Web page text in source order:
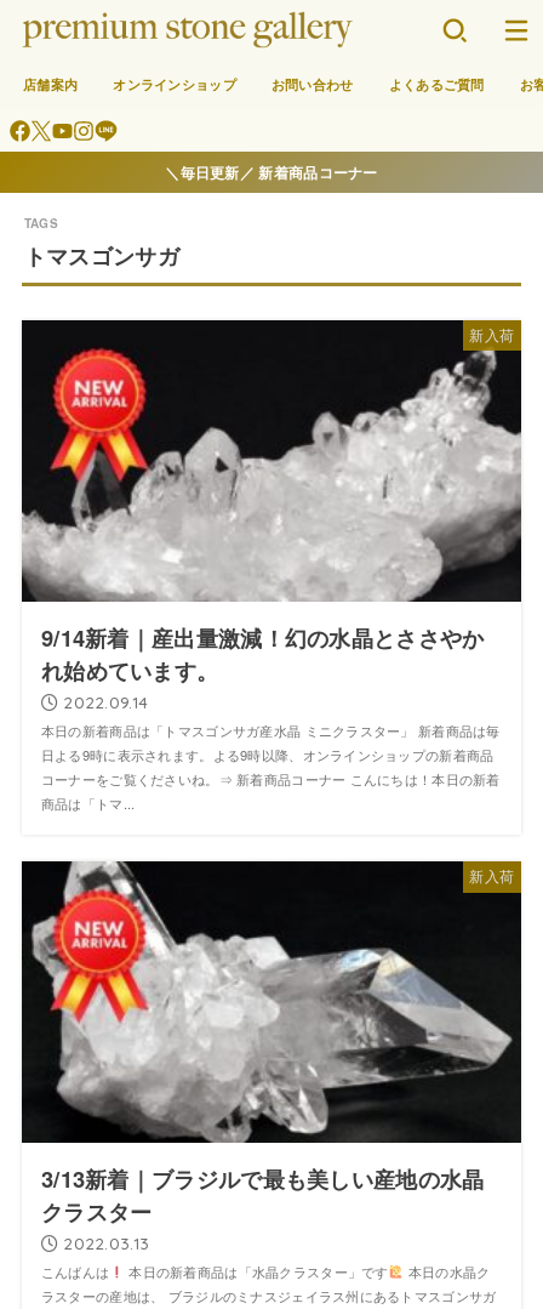
店舗案内 オンラインショップ お問い合わせ よくあるご質問 お
＼毎日更新／ 新着商品コーナー
トマスゴンサガ
新入荷
9/14新着｜産出量激減！幻の水晶とささやか
れ始めています。
2022.09.14
本日の新着商品は「トマスゴンサガ産水晶 ミニクラスター」 新着商品は毎
日よる9時に表示されます。よる9時以降、オンラインショップの新着商品
コーナーをご覧くださいね。⇒ 新着商品コーナー こんにちは！本日の新着
商品は「トマ...
新入荷
3/13新着｜ブラジルで最も美しい産地の水晶
クラスター
2022.03.13
こんばんは 本日の新着商品は「水晶クラスター」です
本日の水晶ク
ラスターの産地は、 ブラジルのミナスジェイラス州にあるトマスゴンサガ